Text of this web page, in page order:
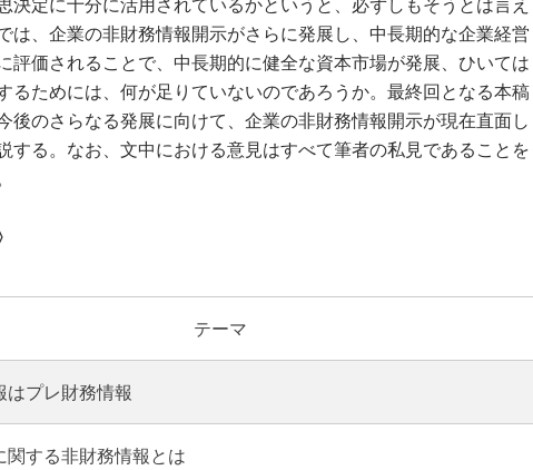
決定に十分に活用されているかというと、必ずしもそうとは言え
は、企業の非財務情報開示がさらに発展し、中長期的な企業経営
評価されることで、中長期的に健全な資本市場が発展、ひいては
るためには、何が足りていないのであろうか。最終回となる本稿
後のさらなる発展に向けて、企業の非財務情報開示が現在直面し
する。なお、文中における意見はすべて筆者の私見であることを
テーマ
はプレ財務情報
関する非財務情報とは